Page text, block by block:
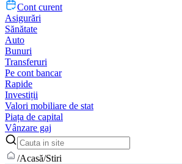
Cont curent
Asigurări
Sănătate
Auto
Bunuri
Transferuri
Pe cont bancar
Rapide
Investiții
Valori mobiliare de stat
Piața de capital
Vânzare gaj
/Acasă/Stiri